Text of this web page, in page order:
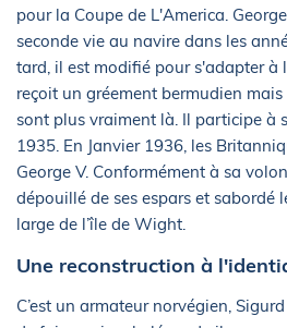
pour la Coupe de L'America.
seconde vie au navire dans les
tard, il est modifié pour s'adapter à
reçoit un gréement bermudien
sont plus vraiment là. Il participe à
1935. En Janvier 1936, les
George V. Conformément à sa
dépouillé de ses espars et sabordé
large de l’île de Wight.
Une reconstruction à
C’est un armateur norvégien,